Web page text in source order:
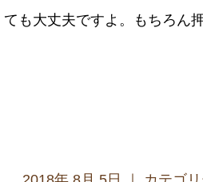
も大丈夫ですよ。もちろん